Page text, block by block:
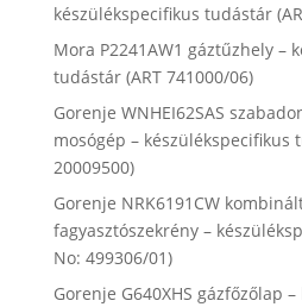
készülékspecifikus tudástár
Mora P2241AW1 gáztűzhely –
tudástár (ART 741000/06)
Gorenje WNHEI62SAS
mosógép – készülékspecifikus
20009500)
Gorenje NRK6191CW
fagyasztószekrény –
No: 499306/01)
Gorenje G640XHS gázfőzőlap